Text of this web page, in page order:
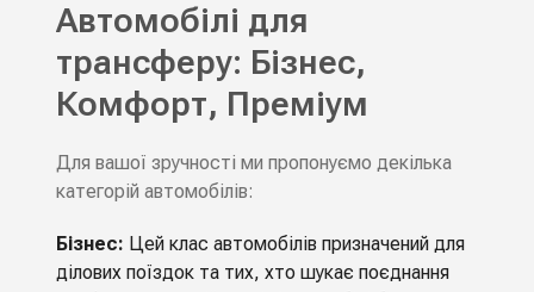
Автомобілі для
трансферу: Бізнес,
Комфорт, Преміум
Для вашої зручності ми пропонуємо декілька
категорій автомобілів:
Бізнес: Цей клас автомобілів призначений для
ділових поїздок та тих, хто шукає поєднання